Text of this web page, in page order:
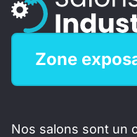
Zone
Nos salons sont un